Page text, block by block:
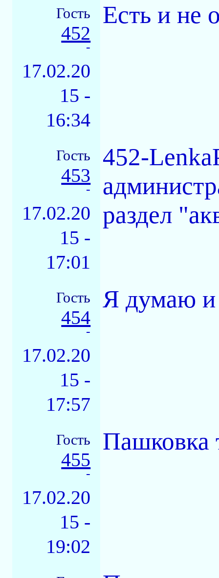
Гость
452
-
17.02.20
15 -
16:34
Есть и не
Гость
453
-
17.02.20
15 -
17:01
452-
раздел
Гость
454
-
17.02.20
15 -
17:57
Я думаю и
Гость
455
-
17.02.20
15 -
19:02
Пашковка